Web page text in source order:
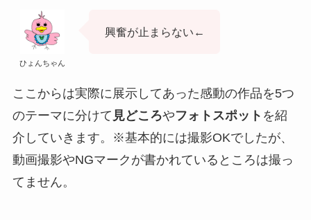
ひょんちゃん
興奮が止まらない←
ここからは実際に展示してあった感動の作品を5つ
のテーマに分けて 見どころやフォトスポット を紹
介していきます。※基本的には撮影OKでしたが、
動画撮影やNGマークが書かれているところは撮っ
てません。